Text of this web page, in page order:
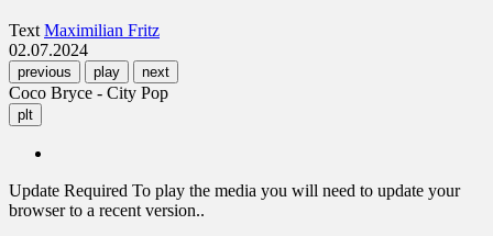
Text Maximilian Fritz
02.07.2024
previous play next
Coco Bryce - City Pop
plt
Update Required To play the media you will need to update your
browser to a recent version..